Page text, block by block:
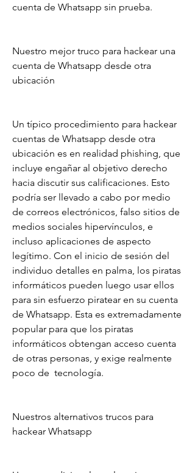
cuenta de Whatsapp sin prueba.
Nuestro mejor truco para hackear una
cuenta de Whatsapp desde otra
ubicación
Un típico procedimiento para hackear
cuentas de Whatsapp desde otra
ubicación es en realidad phishing, que
incluye engañar al objetivo derecho
hacia discutir sus calificaciones. Esto
podría ser llevado a cabo por medio
de correos electrónicos, falso sitios de
medios sociales hipervínculos, e
incluso aplicaciones de aspecto
legítimo. Con el inicio de sesión del
individuo detalles en palma, los piratas
informáticos pueden luego usar ellos
para sin esfuerzo piratear en su cuenta
de Whatsapp. Esta es extremadamente
popular para que los piratas
informáticos obtengan acceso cuenta
de otras personas, y exige realmente
poco de  tecnología.
Nuestros alternativos trucos para
hackear Whatsapp